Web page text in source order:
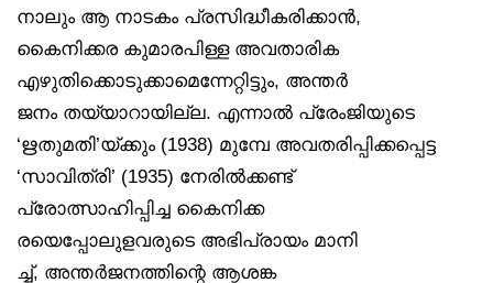
നാലും ആ നാടകം പ്രസിദ്ധീകരിക്കാൻ,
കൈനിക്കര കുമാരപിള്ള അവതാരിക
എഴുതിക്കൊടുക്കാമെന്നേറ്റിട്ടും, അന്തർ
ജനം തയ്യാറായില്ല. എന്നാൽ പ്രേംജിയുടെ
‘ഋതുമതി’യ്ക്കും (1938) മുമ്പേ അവതരിപ്പിക്കപ്പെട്ട
‘സാവിത്രി’ (1935) നേരിൽക്കണ്ട്
പ്രോത്സാഹിപ്പിച്ച കൈനിക്ക
രയെപ്പോലുളവരുടെ അഭിപ്രായം മാനി
ച്ച്, അന്തർജനത്തിന്റെ ആശങ്ക